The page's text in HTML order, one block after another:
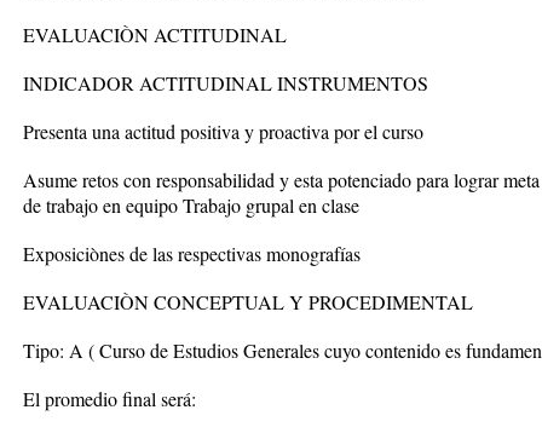
EVALUACIÒN ACTITUDINAL
INDICADOR ACTITUDINAL INSTRUMENTOS
Presenta una actitud positiva y proactiva por el curso
Asume retos con responsabilidad y esta potenciado para lograr
de trabajo en equipo Trabajo grupal en clase
Exposiciònes de las respectivas monografías
EVALUACIÒN CONCEPTUAL Y PROCEDIMENTAL
Tipo: A ( Curso de Estudios Generales cuyo contenido es
El promedio final será: